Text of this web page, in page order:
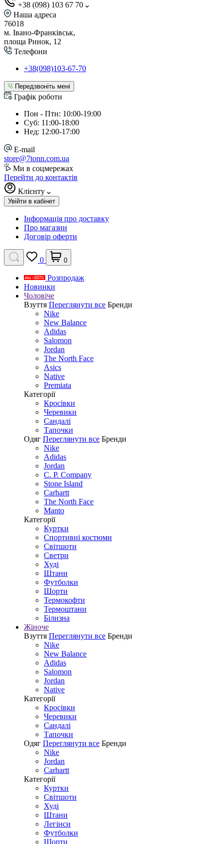
+38 (098) 103 67 70
Наша адреса
76018
м. Івано-Франківськ,
площа Ринок, 12
Телефони
+38(098)103-67-70
Передзвоніть мені
Графік роботи
Пон - Птн: 10:00-19:00
Суб: 11:00-18:00
Нед: 12:00-17:00
E-mail
store@7tonn.com.ua
Ми в соцмережах
Перейти до контактів
Клієнту
Увійти в кабінет
Інформація про доставку
Про магазин
Договір оферти
0 0
Розпродаж
Новинки
Чоловіче
Взуття Переглянути все Бренди
Nike
New Balance
Adidas
Salomon
Jordan
The North Face
Asics
Native
Premiata
Категорії
Кросівки
Черевики
Сандалі
Tапочки
Одяг Переглянути все Бренди
Nike
Adidas
Jordan
C. P. Company
Stone Island
Carhartt
The North Face
Manto
Категорії
Куртки
Спортивні костюми
Світшоти
Светри
Худі
Штани
Футболки
Шорти
Термокофти
Термоштани
Білизна
Жіноче
Взуття Переглянути все Бренди
Nike
New Balance
Adidas
Salomon
Jordan
Native
Категорії
Кросівки
Черевики
Сандалі
Tапочки
Одяг Переглянути все Бренди
Nike
Jordan
Carhartt
Категорії
Куртки
Світшоти
Худі
Штани
Легінси
Футболки
Шорти